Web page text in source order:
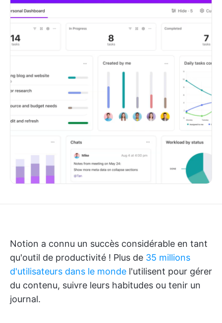
Notion a connu un succès considérable en tant
qu'outil de productivité ! Plus de 35 millions
d'utilisateurs dans le monde l'utilisent pour gérer
du contenu, suivre leurs habitudes ou tenir un
journal.